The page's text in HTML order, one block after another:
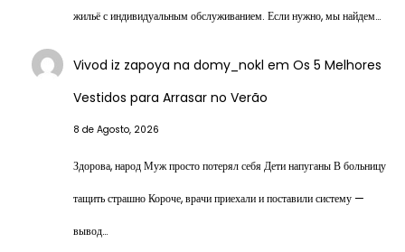
жильё с индивидуальным обслуживанием. Если нужно, мы найдем…
Vivod iz zapoya na domy_nokl em Os 5 Melhores
Vestidos para Arrasar no Verão
8 de Agosto, 2026
Здорова, народ Муж просто потерял себя Дети напуганы В больницу
тащить страшно Короче, врачи приехали и поставили систему —
вывод…